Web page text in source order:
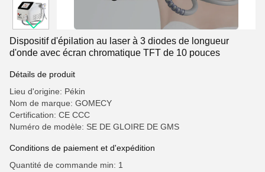
Dispositif d'épilation au laser à 3 diodes de longueur
d'onde avec écran chromatique TFT de 10 pouces
Détails de produit
Lieu d'origine: Pékin
Nom de marque: GOMECY
Certification: CE CCC
Numéro de modèle: SE DE GLOIRE DE GMS
Conditions de paiement et d'expédition
Quantité de commande min: 1